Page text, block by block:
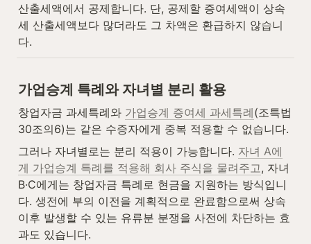
산출세액에서 공제합니다. 단, 공제할 증여세액이 상속
세 산출세액보다 많더라도 그 차액은 환급하지 않습니
다.
가업승계 특례와 자녀별 분리 활용
창업자금 과세특례와 가업승계 증여세 과세특례(조특법
30조의6)는 같은 수증자에게 중복 적용할 수 없습니다.
그러나 자녀별로는 분리 적용이 가능합니다. 자녀 A에
게 가업승계 특례를 적용해 회사 주식을 물려주고, 자녀
B·C에게는 창업자금 특례로 현금을 지원하는 방식입니
다. 생전에 부의 이전을 계획적으로 완료함으로써 상속
이후 발생할 수 있는 유류분 분쟁을 사전에 차단하는 효
과도 있습니다.